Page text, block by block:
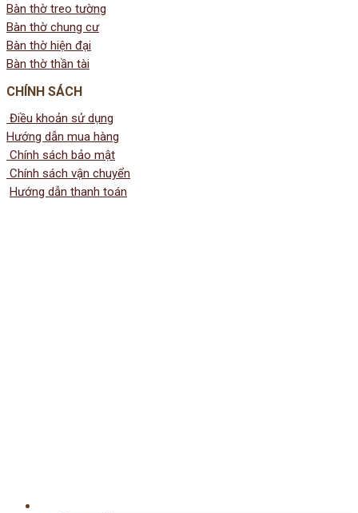
Bàn thờ treo tường
Bàn thờ chung cư
Bàn thờ hiện đại
Bàn thờ thần tài
CHÍNH SÁCH
Điều khoản sử dụng
Hướng dẫn mua hàng
Chính sách bảo mật
Chính sách vận chuyển
Hướng dẫn thanh toán